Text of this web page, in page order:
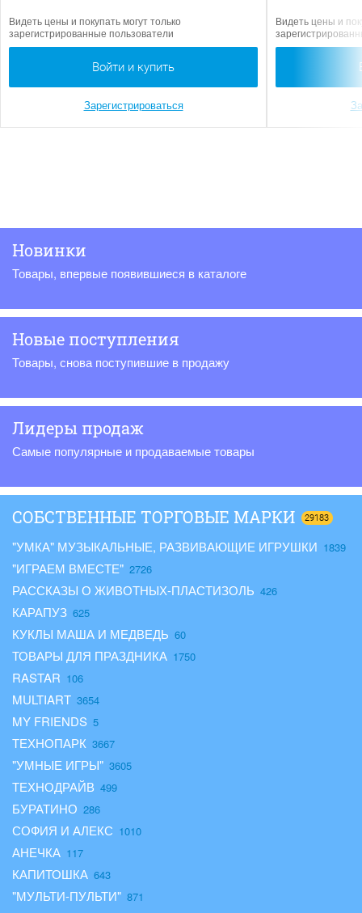
Видеть цены и покупать могут только
зарегистрированные пользователи
Войти и купить
Зарегистрироваться
Видеть цены и
Новинки
Товары, впервые появившиеся в каталоге
Новые поступления
Товары, снова поступившие в продажу
Лидеры продаж
Самые популярные и продаваемые товары
СОБСТВЕННЫЕ ТОРГОВЫЕ МАРКИ 29183
"УМКА" МУЗЫКАЛЬНЫЕ, РАЗВИВАЮЩИЕ ИГРУШКИ
"ИГРАЕМ ВМЕСТЕ"
РАССКАЗЫ О ЖИВОТНЫХ-ПЛАСТИЗОЛЬ
КАРАПУЗ
КУКЛЫ МАША И МЕДВЕДЬ
ТОВАРЫ ДЛЯ ПРАЗДНИКА
RASTAR
MULTIART
MY FRIENDS
ТЕХНОПАРК
"УМНЫЕ ИГРЫ"
ТЕХНОДРАЙВ
БУРАТИНО
СОФИЯ И АЛЕКС
АНЕЧКА
КАПИТОШКА
"МУЛЬТИ-ПУЛЬТИ"